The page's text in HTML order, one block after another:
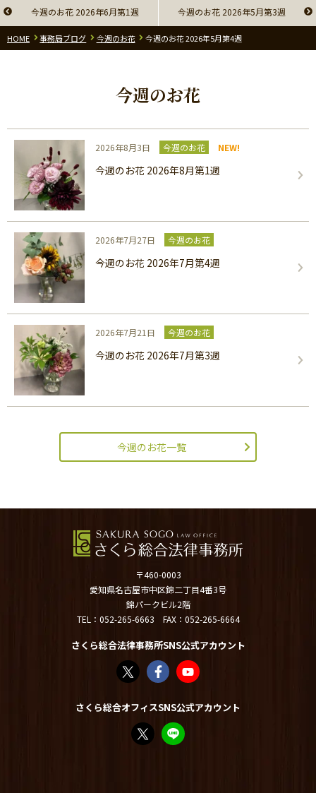
今週のお花 2026年6月第1週 今週のお花 2026年5月第3週
HOME 事務局ブログ 今週のお花 今週のお花 2026年5月第4週
今週のお花
2026年8月3日 今週のお花 NEW!
今週のお花 2026年8月第1週
2026年7月27日 今週のお花
今週のお花 2026年7月第4週
2026年7月21日 今週のお花
今週のお花 2026年7月第3週
今週のお花一覧
〒460-0003
愛知県名古屋市中区錦二丁目4番3号
錦パークビル2階
TEL： 052-265-6663 FAX：052-265-6664
さくら総合法律事務所SNS公式アカウント
さくら総合法律事務所（@sakurasogolaw
さくら総合法律事務所 | Facebook
さくら総合法律事務所 -
さくら総合オフィスSNS公式アカウント
FP竹内美土璃（@fpsakurasogo）さん
教えてみどり先生【公式LINE】